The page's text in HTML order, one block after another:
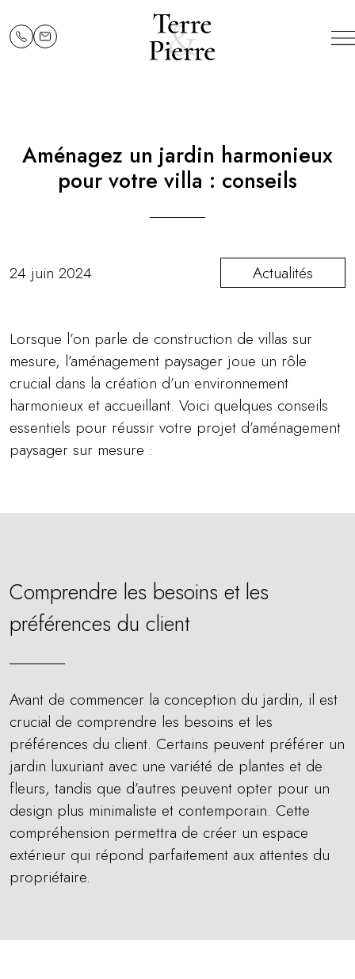
Aménagez un jardin harmonieux
pour votre villa : conseils
24 juin 2024 Actualités
Lorsque l’on parle de construction de villas sur
mesure, l’aménagement paysager joue un rôle
crucial dans la création d’un environnement
harmonieux et accueillant. Voici quelques conseils
essentiels pour réussir votre projet d’aménagement
paysager sur mesure :
Comprendre les besoins et les
préférences du client
Avant de commencer la conception du jardin, il est
crucial de comprendre les besoins et les
préférences du client. Certains peuvent préférer un
jardin luxuriant avec une variété de plantes et de
fleurs, tandis que d’autres peuvent opter pour un
design plus minimaliste et contemporain. Cette
compréhension permettra de créer un espace
extérieur qui répond parfaitement aux attentes du
propriétaire.